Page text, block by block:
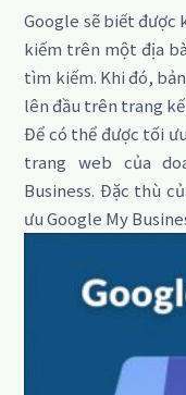
Google sẽ biết được
kiếm trên một địa
tìm kiếm. Khi đó,
lên đầu trên trang
Để có thể được tối
trang web của
Business. Đặc thù
ưu Google My